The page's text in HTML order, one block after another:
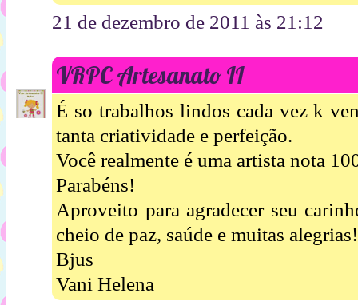
21 de dezembro de 2011 às 21:12
VRPC Artesanato II
É so trabalhos lindos cada vez k
tanta criatividade e perfeição.
Você realmente é uma artista nota
Parabéns!
Aproveito para agradecer seu
cheio de paz, saúde e muitas alegrias!
Bjus
Vani Helena